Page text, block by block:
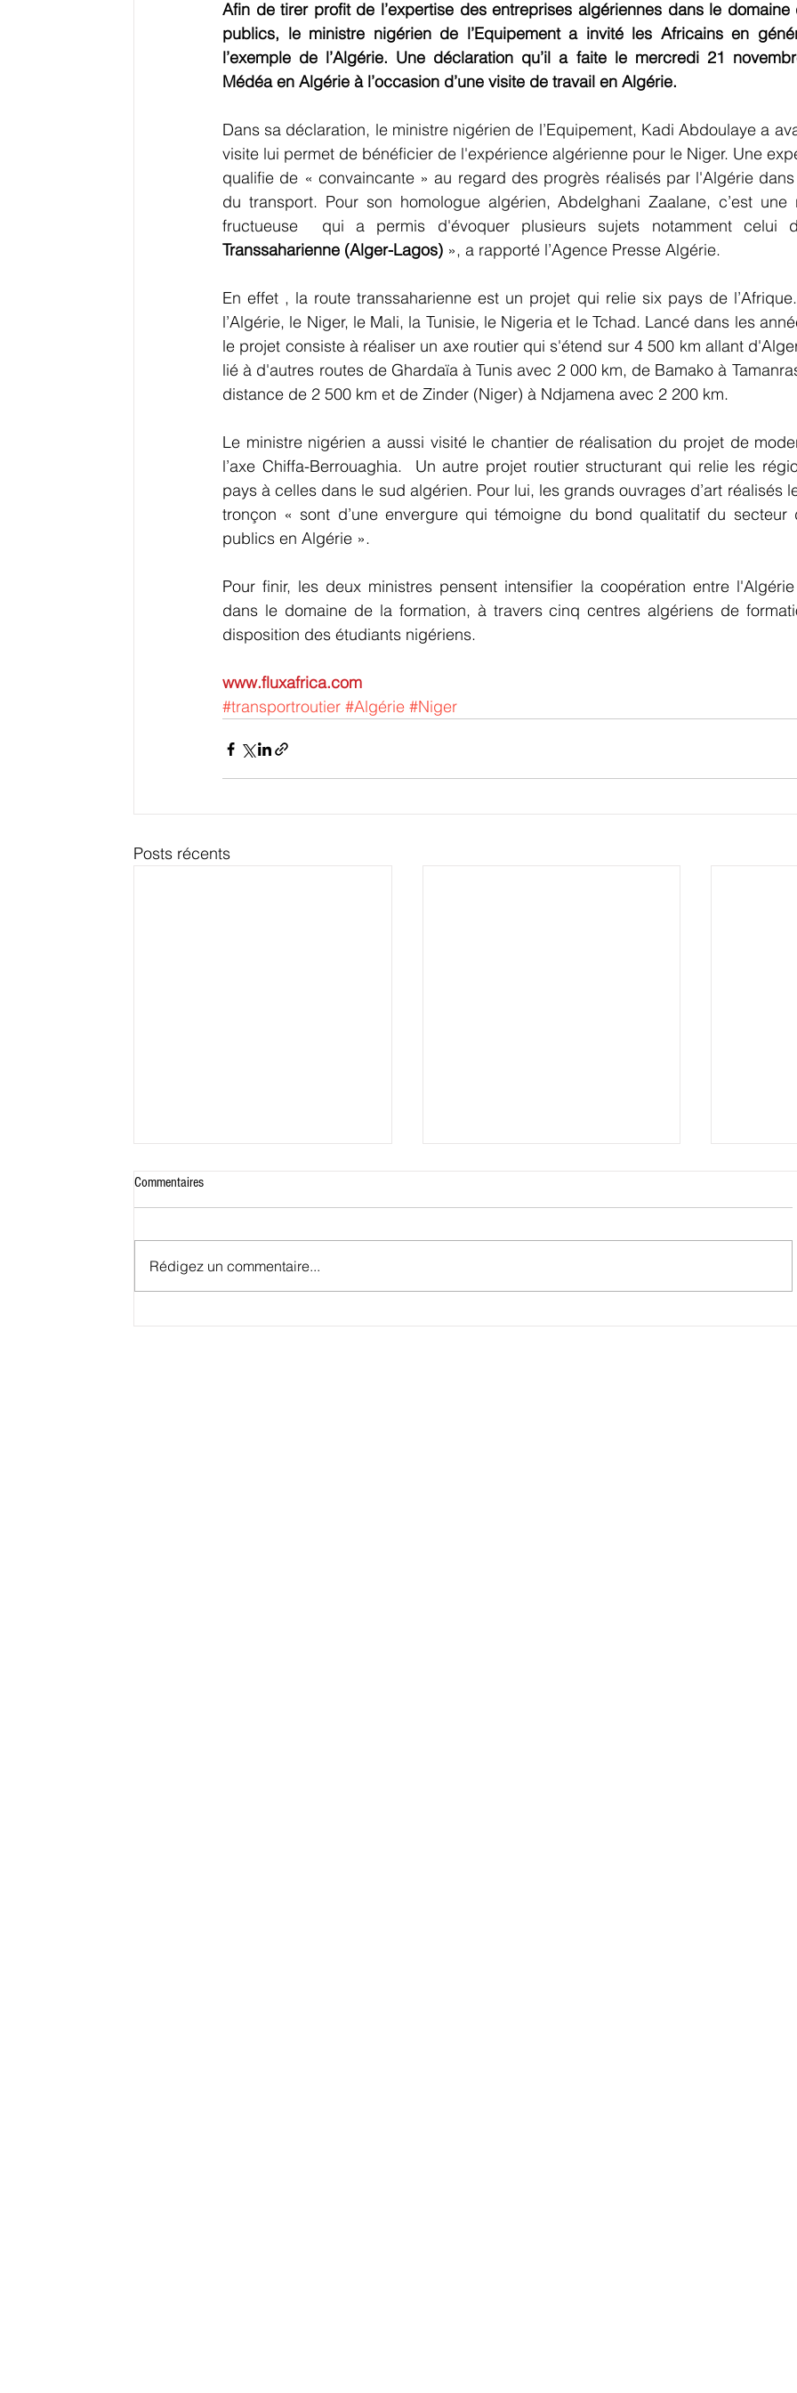
Afin de tirer profit de l’expertise des entreprises algériennes dans le domaine
publics, le ministre nigérien de l’Equipement a invité les Africains en
l’exemple de l’Algérie. Une déclaration qu’il a faite le mercredi 21
Médéa en Algérie à l’occasion d’une visite de travail en Algérie.
Dans sa déclaration, le ministre nigérien de l’Equipement, Kadi Abdoulaye a
visite lui permet de bénéficier de l'expérience algérienne pour le Niger. Une
qualifie de « convaincante » au regard des progrès réalisés par l'Algérie
du transport. Pour son homologue algérien, Abdelghani Zaalane, c’est une
fructueuse  qui a permis d'évoquer plusieurs sujets notamment celui
Transsaharienne (Alger-Lagos) », a rapporté l’Agence Presse Algérie.
En effet , la route transsaharienne est un projet qui relie six pays de
l’Algérie, le Niger, le Mali, la Tunisie, le Nigeria et le Tchad. Lancé dans les
le projet consiste à réaliser un axe routier qui s'étend sur 4 500 km allant
lié à d'autres routes de Ghardaïa à Tunis avec 2 000 km, de Bamako à
distance de 2 500 km et de Zinder (Niger) à Ndjamena avec 2 200 km.
Le ministre nigérien a aussi visité le chantier de réalisation du projet de
l’axe Chiffa-Berrouaghia.  Un autre projet routier structurant qui relie les
pays à celles dans le sud algérien. Pour lui, les grands ouvrages d’art réalisés
tronçon « sont d’une envergure qui témoigne du bond qualitatif du secteur
publics en Algérie ».
Pour finir, les deux ministres pensent intensifier la coopération entre
dans le domaine de la formation, à travers cinq centres algériens de
disposition des étudiants nigériens.
www.fluxafrica.com
#transportroutier #Algérie #Niger
Posts récents
Commentaires
Rédigez un commentaire...